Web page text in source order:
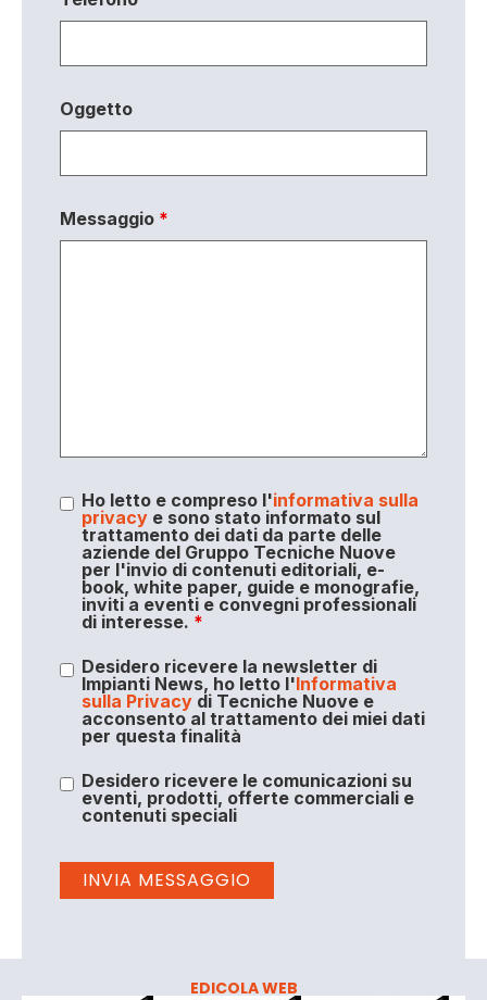
Oggetto
Messaggio *
Ho letto e compreso l'informativa sulla
privacye sono stato informato sul
trattamento dei dati da parte delle
aziende del Gruppo Tecniche Nuove
per l'invio di contenuti editoriali, e-
book, white paper, guide e monografie,
inviti a eventi e convegni professionali
di interesse. *
Desidero ricevere la newsletter di
Impianti News, ho letto l'Informativa
sulla Privacydi Tecniche Nuove e
acconsento al trattamento dei miei dati
per questa finalità
Desidero ricevere le comunicazioni su
eventi, prodotti, offerte commerciali e
contenuti speciali
EDICOLA WEB